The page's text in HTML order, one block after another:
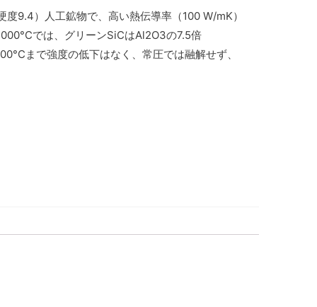
9.4）人工鉱物で、高い熱伝導率（100 W/mK）
では、グリーンSiCはAl2O3の7.5倍
まで強度の低下はなく、常圧では融解せず、